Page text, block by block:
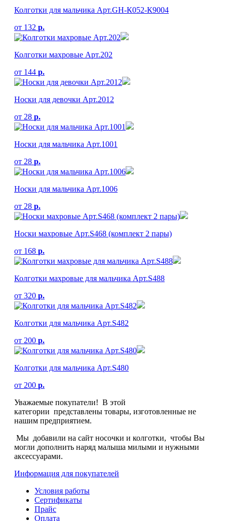
Колготки для мальчика Арт.GH-К052-К9004
от 132 р.
Колготки махровые Арт.202
от 144 р.
Носки для девочки Арт.2012
от 28 р.
Носки для мальчика Арт.1001
от 28 р.
Носки для мальчика Арт.1006
от 28 р.
Носки махровые Арт.S468 (комплект 2 пары)
от 168 р.
Колготки махровые для мальчика Арт.S488
от 320 р.
Колготки для мальчика Арт.S482
от 200 р.
Колготки для мальчика Арт.S480
от 200 р.
Уважаемые покупатели! В этой
категории представлены товары, изготовленные не
нашим предприятием.
Мы добавили на сайт носочки и колготки, чтобы Вы
могли дополнить наряд малыша милыми и нужными
аксессуарами.
Информация для покупателей
Условия работы
Сертификаты
Прайс
Оплата